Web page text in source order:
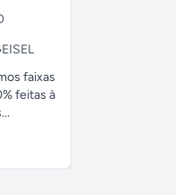
faixas
feitas à